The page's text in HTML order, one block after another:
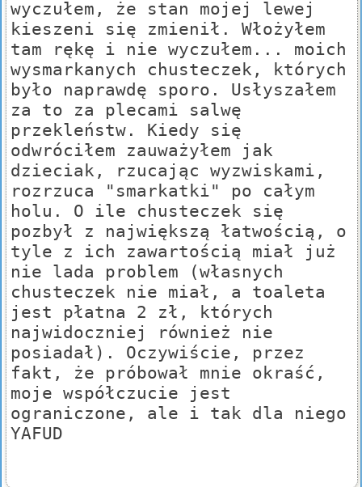
wyczułem, że stan mojej lewej
kieszeni się zmienił. Włożyłem
tam rękę i nie wyczułem... moich
wysmarkanych chusteczek, których
było naprawdę sporo. Usłyszałem
za to za plecami salwę
przekleństw. Kiedy się
odwróciłem zauważyłem jak
dzieciak, rzucając wyzwiskami,
rozrzuca "smarkatki" po całym
holu. O ile chusteczek się
pozbył z największą łatwością, o
tyle z ich zawartością miał już
nie lada problem (własnych
chusteczek nie miał, a toaleta
jest płatna 2 zł, których
najwidoczniej również nie
posiadał). Oczywiście, przez
fakt, że próbował mnie okraść,
moje współczucie jest
ograniczone, ale i tak dla niego
YAFUD